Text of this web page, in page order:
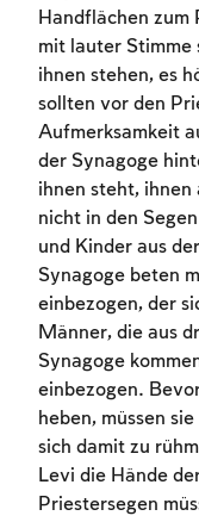
Handflächen zum
mit lauter Stimme
ihnen stehen, es
sollten vor den
Aufmerksamkeit
der Synagoge
ihnen steht, ihnen
nicht in den
und Kinder aus
Synagoge beten
einbezogen, der
Männer, die aus
Synagoge
einbezogen.
heben, müssen
sich damit zu
Levi die Hände
Priestersegen